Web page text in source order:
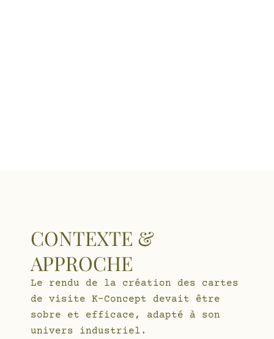
CONTEXTE &
APPROCHE
Le rendu de la création des cartes
de visite K-Concept devait être
sobre et efficace, adapté à son
univers industriel.